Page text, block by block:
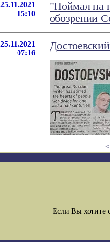
25.11.2021
15:10
"Поймал на
обозрении
25.11.2021
07:16
Если Вы хотите